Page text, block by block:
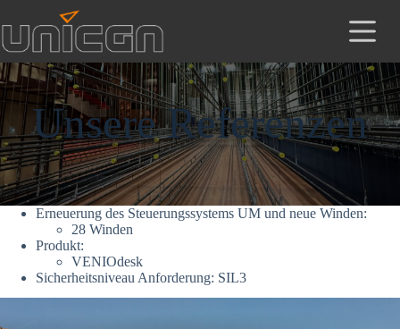
Inhalt
springen
Unsere Referenzen
Erneuerung des Steuerungssystems UM und neue Winden:
28 Winden
Produkt:
VENIOdesk
Sicherheitsniveau Anforderung: SIL3